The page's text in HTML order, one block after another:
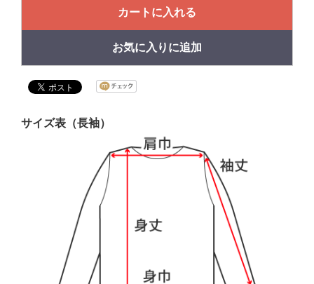
カートに入れる
お気に入りに追加
サイズ表（長袖）